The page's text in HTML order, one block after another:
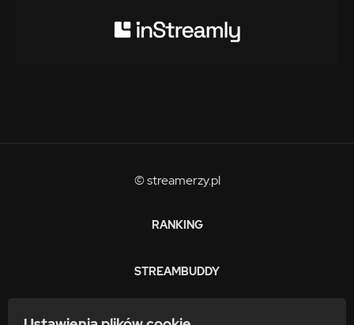
© streamerzy.pl
RANKING
STREAMBUDDY
ZARABIAJ